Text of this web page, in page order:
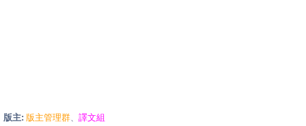
版主: 版主管理群、 譯文組